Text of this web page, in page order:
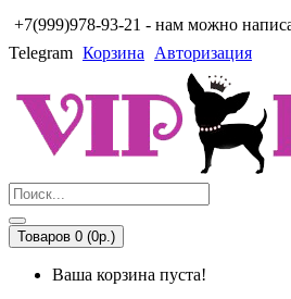
+7(999)978-93-21 - нам можно
Telegram Корзина Авторизация
Товаров 0 (0р.)
Ваша корзина пуста!